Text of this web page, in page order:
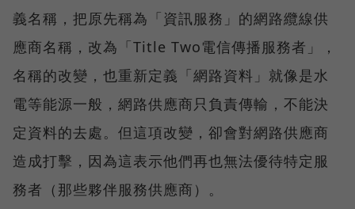
義名稱，把原先稱為「資訊服務」的網路纜線供
應商名稱，改為「Title Two電信傳播服務者」，
名稱的改變，也重新定義「網路資料」就像是水
電等能源一般，網路供應商只負責傳輸，不能決
定資料的去處。但這項改變，卻會對網路供應商
造成打擊，因為這表示他們再也無法優待特定服
務者（那些夥伴服務供應商）。